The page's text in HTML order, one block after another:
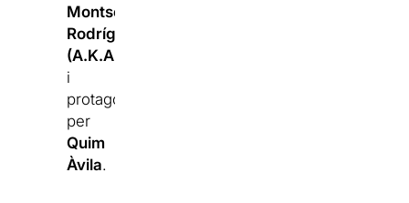
Montse
Rodríguez
(A.K.A.)
i
protagonitzada
per
Quim
Àvila.